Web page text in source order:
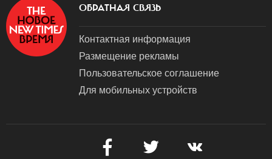
ОБРАТНАЯ СВЯЗЬ
Контактная информация
Размещение рекламы
Пользовательское соглашение
Для мобильных устройств